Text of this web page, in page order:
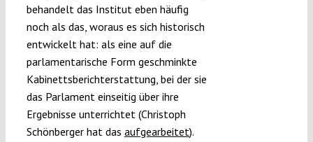
behandelt das Institut eben häufig
noch als das, woraus es sich historisch
entwickelt hat: als eine auf die
parlamentarische Form geschminkte
Kabinettsberichterstattung, bei der sie
das Parlament einseitig über ihre
Ergebnisse unterrichtet (Christoph
Schönberger hat das aufgearbeitet).